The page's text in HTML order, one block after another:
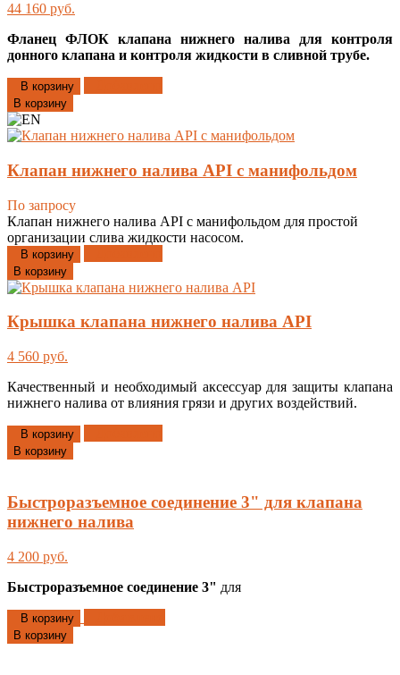
44 160 руб.
Фланец ФЛОК клапана нижнего налива для контроля
донного клапана и контроля жидкости в сливной трубе.
В корзину
В корзину
Клапан нижнего налива API с манифольдом
По запросу
Клапан нижнего налива API с манифольдом для простой
организации слива жидкости насосом.
В корзину
В корзину
Крышка клапана нижнего налива API
4 560 руб.
Качественный и необходимый аксессуар для защиты клапана
нижнего налива от влияния грязи и других воздействий.
В корзину
В корзину
Быстроразъемное соединение 3" для клапана
нижнего налива
4 200 руб.
Быстроразъемное соединение 3" для
В корзину
В корзину